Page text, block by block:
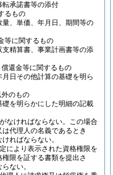
転承諾書等の添付
るもの
量、単価、年月日、期間等の
等に関するもの
精算書、事業計画書等の添
還金等に関するもの
日その他計算の基礎を明ら
のもの
を明らかにした明細の記載
なければならない。
この場合
代理人の名義であるとき
ればならない。
により表示された資格権限を
限を証する書類を提出さ
ない。